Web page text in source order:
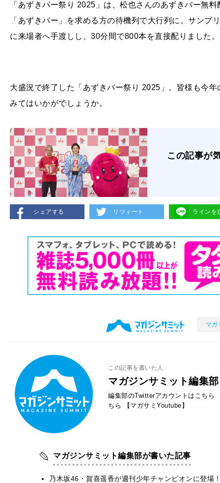
「あずきバー祭り 2025」は、松也さんのあずきバー無
「あずきバー」を求める方の待機列で⼤⾏列に。サン
に来場者へ⼿渡しし、30分間で800本を直接配りました。
大盛況で終了した「あずきバー祭り 2025」。皆様も今
みてはいかがでしょうか。
この記事が
シェアする リツィート ラインを
マガ
この記事を書いた人
マガジンサミット編集部
編集部のTwitterアカウントはこちら
ちら
【マガサミYoutube】
マガジンサミット編集部が書いた記事
乃木坂46・賀喜遥香が週刊少年チャンピオンに登